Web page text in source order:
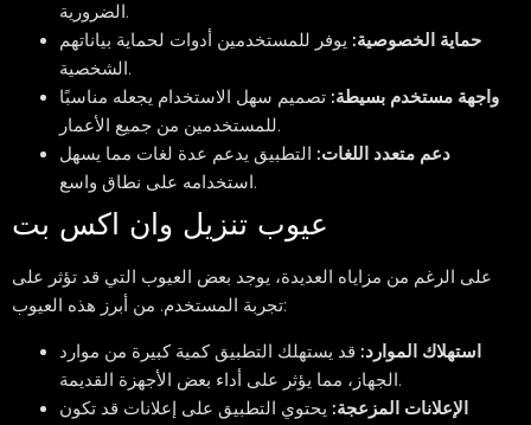
الضرورية.
حماية الخصوصية: يوفر للمستخدمين أدوات لحماية بياناتهم
الشخصية.
واجهة مستخدم بسيطة: تصميم سهل الاستخدام يجعله مناسبًا
للمستخدمين من جميع الأعمار.
دعم متعدد اللغات: التطبيق يدعم عدة لغات مما يسهل
استخدامه على نطاق واسع.
عيوب تنزيل وان اكس بت
على الرغم من مزاياه العديدة، يوجد بعض العيوب التي قد تؤثر على
تجربة المستخدم. من أبرز هذه العيوب:
استهلاك الموارد: قد يستهلك التطبيق كمية كبيرة من موارد
الجهاز، مما يؤثر على أداء بعض الأجهزة القديمة.
الإعلانات المزعجة: يحتوي التطبيق على إعلانات قد تكون